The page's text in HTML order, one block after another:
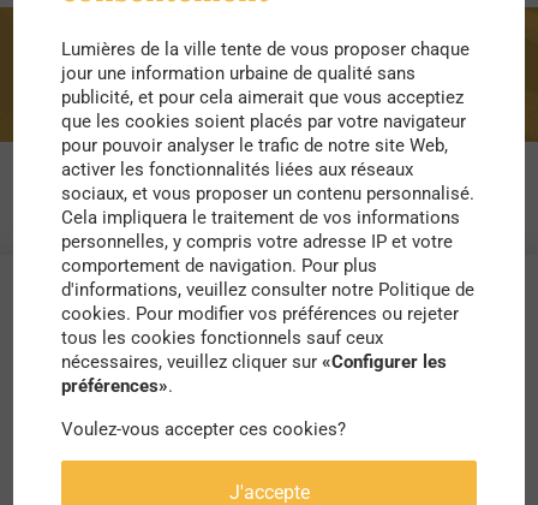
Seine-Saint-Denis
Lumières de la ville tente de vous proposer chaque
jour une information urbaine de qualité sans
publicité, et pour cela aimerait que vous acceptiez
que les cookies soient placés par votre navigateur
pour pouvoir analyser le trafic de notre site Web,
activer les fonctionnalités liées aux réseaux
sociaux, et vous proposer un contenu personnalisé.
Cela impliquera le traitement de vos informations
personnelles, y compris votre adresse IP et votre
comportement de navigation. Pour plus
d'informations, veuillez consulter notre Politique de
cookies. Pour modifier vos préférences ou rejeter
tous les cookies fonctionnels sauf ceux
nécessaires, veuillez cliquer sur«Configurer les
préférences».
Voulez-vous accepter ces cookies?
J'accepte